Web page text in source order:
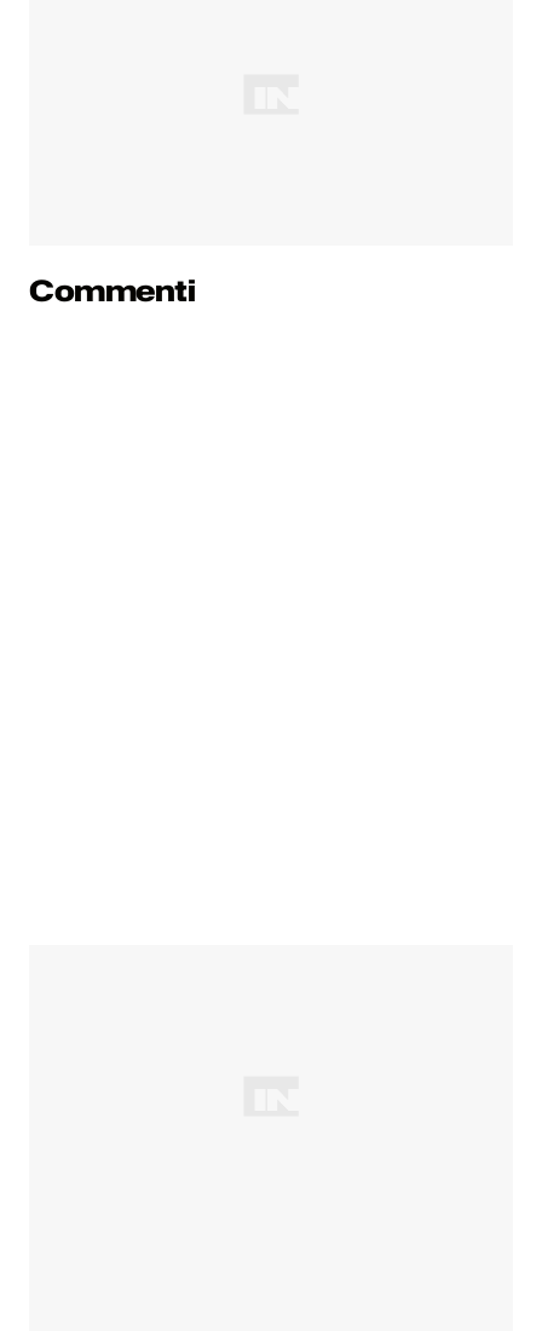
Commenti